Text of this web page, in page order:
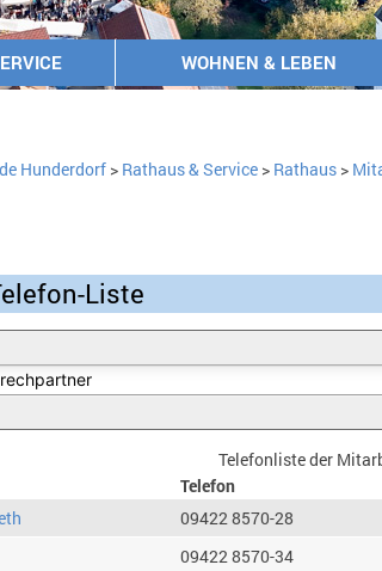
WOHNEN & LEBEN
Hunderdorf> Rathaus & Service> Rathaus>
Liste
Telefonliste der
Telefon
09422 8570-28
09422 8570-34